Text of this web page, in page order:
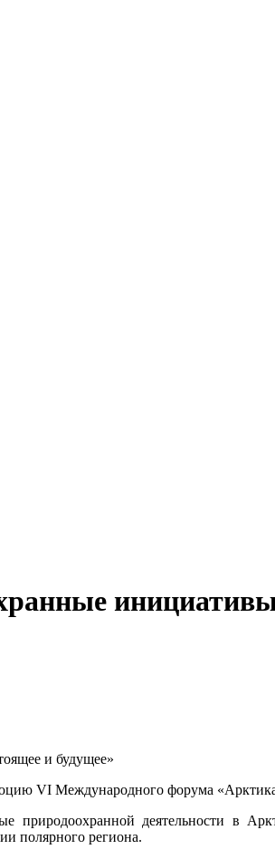
VI Международного форума
деятельности в
полярного региона.